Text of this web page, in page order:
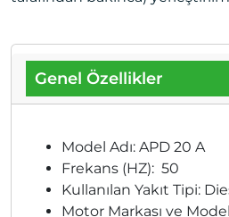
Genel Özellikler
Model Adı: APD 20 A
Frekans (HZ): 50
Kullanılan Yakıt Tipi:
Motor Markası ve